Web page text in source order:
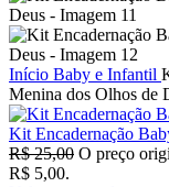
Início Baby e Infantil
Menina dos Olhos de
Kit Encadernação
R$25,00 O preço
R$ 5,00.